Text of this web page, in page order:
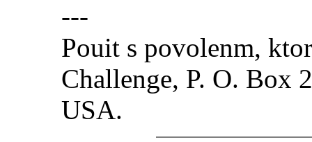
---
Pouit s povolenm,
Challenge, P. O. Box
USA.